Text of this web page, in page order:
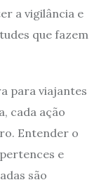
a vigilância e
que fazem
para viajantes
cada ação
Entender o
e
são